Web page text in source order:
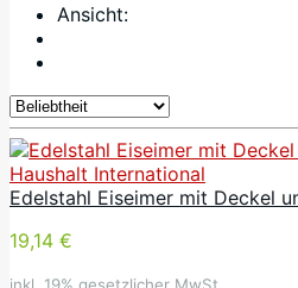
Ansicht:
Haushalt International
Edelstahl Eiseimer mit Deckel
19,14 €